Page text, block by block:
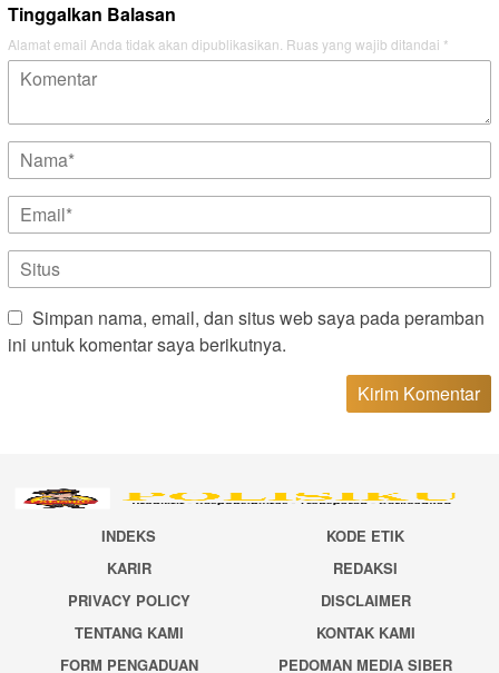
Tinggalkan Balasan
Alamat email Anda tidak akan dipublikasikan. Ruas yang wajib ditandai *
Simpan nama, email, dan situs web saya pada peramban
ini untuk komentar saya berikutnya.
INDEKS
KODE ETIK
KARIR
REDAKSI
PRIVACY POLICY
DISCLAIMER
TENTANG KAMI
KONTAK KAMI
FORM PENGADUAN
PEDOMAN MEDIA SIBER